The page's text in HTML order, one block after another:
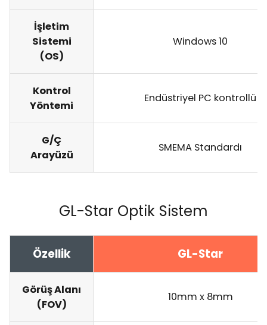
İşletim
Sistemi
(OS)
Windows 10
Kontrol
Yöntemi
Endüstriyel PC kontrollü
G/Ç
Arayüzü
SMEMA Standardı
GL-Star Optik Sistem
Özellik GL-Star
Görüş Alanı
(FOV)
10mm x 8mm